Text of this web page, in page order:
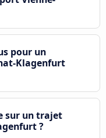
pour un
Klagenfurt
sur un trajet
?